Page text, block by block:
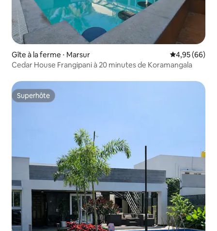
Gîte à la ferme ⋅ Marsur Évaluation
4,95 (66)
Cedar House Frangipani à 20 minutes de Koramangala
Superhôte
Superhôte